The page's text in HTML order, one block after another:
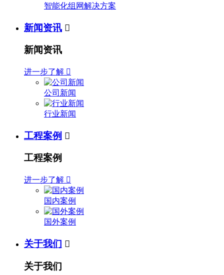
智能化组网解决方案
新闻资讯 
新闻资讯
进一步了解 
公司新闻
行业新闻
工程案例 
工程案例
进一步了解 
国内案例
国外案例
关于我们 
关于我们